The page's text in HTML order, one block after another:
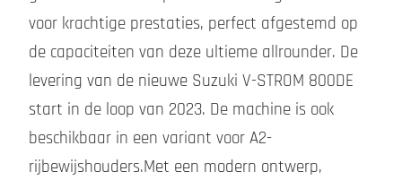
voor krachtige prestaties, perfect afgestemd op
de capaciteiten van deze ultieme allrounder. De
levering van de nieuwe Suzuki V-STROM 800DE
start in de loop van 2023. De machine is ook
beschikbaar in een variant voor A2-
rijbewijshouders.Met een modern ontwerp,